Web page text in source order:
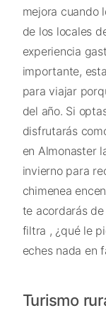
mejora cuando
de los locales
experiencia
importante,
para viajar
del año. Si
disfrutarás
en Almonaster
invierno para
chimenea
te acordarás
filtra , ¿qué le
eches nada en
Turismo